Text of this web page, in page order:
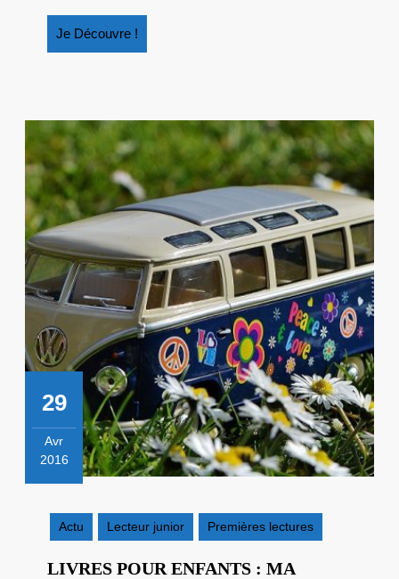
Je Découvre !
Découvre
29
Avr
2016
2016
Actu
Lecteur junior Premières lectures
LIVRES POUR ENFANTS : MA